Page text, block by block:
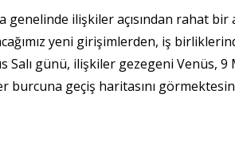
genelinde ilişkiler açısından rahat bir
yeni girişimlerden, iş
Salı günü, ilişkiler gezegeni Venüs,
burcuna geçiş haritasını